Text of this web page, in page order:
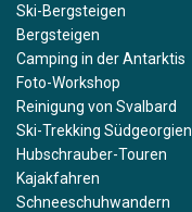
Ski-Bergsteigen
Bergsteigen
Camping in der Antarktis
Foto-Workshop
Reinigung von Svalbard
Ski-Trekking Südgeorgien
Hubschrauber-Touren
Kajakfahren
Schneeschuhwandern